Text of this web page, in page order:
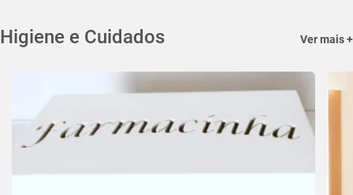
Higiene e Cuidados Ver mais +